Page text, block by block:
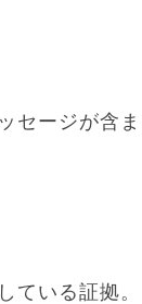
セージが含ま
ている証拠。